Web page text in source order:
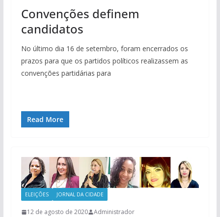
Convenções definem
candidatos
No último dia 16 de setembro, foram encerrados os
prazos para que os partidos políticos realizassem as
convenções partidárias para
Read More
ELEIÇÕES JORNAL DA CIDADE
12 de agosto de 2020 Administrador